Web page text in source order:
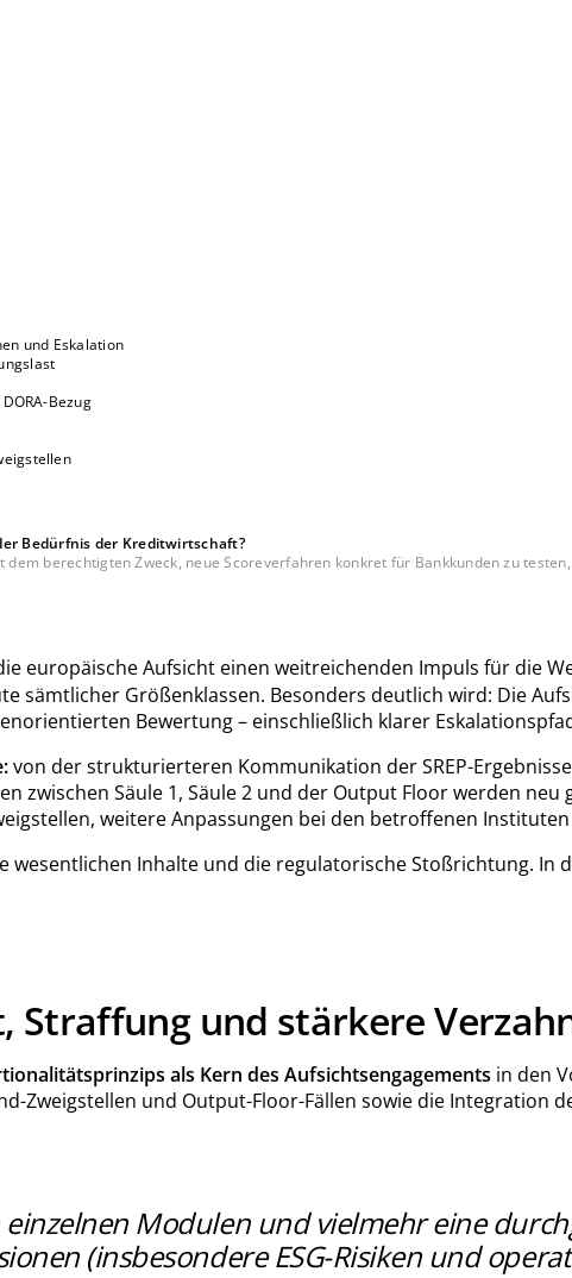
und Eskalation
Bezug
Bedürfnis der Kreditwirtschaft?
berechtigten Zweck, neue Scoreverfahren konkret für Bankkunden zu
europäische Aufsicht einen weitreichenden Impuls für die
sämtlicher Größenklassen. Besonders deutlich wird: Die
Bewertung – einschließlich klarer
von der strukturierteren Kommunikation der SREP-
zwischen Säule 1, Säule 2 und der Output Floor werden
weitere Anpassungen bei den betroffenen
Inhalte und die regulatorische Stoßrichtung.
und stärkere
als Kern des Aufsichtsengagements in den
Zweigstellen und Output-Floor-Fällen sowie die
Modulen und vielmehr eine
(insbesondere ESG-Risiken und